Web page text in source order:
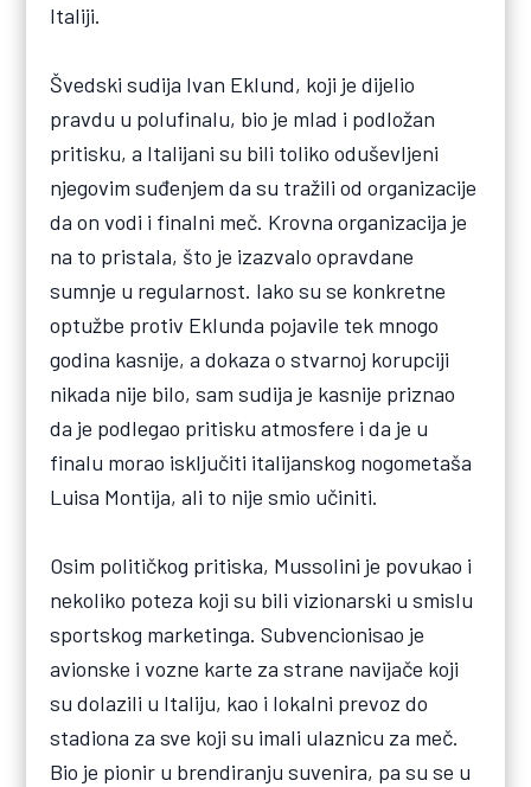
Italiji.
Švedski sudija Ivan Eklund, koji je dijelio
pravdu u polufinalu, bio je mlad i podložan
pritisku, a Italijani su bili toliko oduševljeni
njegovim suđenjem da su tražili od organizacije
da on vodi i finalni meč. Krovna organizacija je
na to pristala, što je izazvalo opravdane
sumnje u regularnost. Iako su se konkretne
optužbe protiv Eklunda pojavile tek mnogo
godina kasnije, a dokaza o stvarnoj korupciji
nikada nije bilo, sam sudija je kasnije priznao
da je podlegao pritisku atmosfere i da je u
finalu morao isključiti italijanskog nogometaša
Luisa Montija, ali to nije smio učiniti.
Osim političkog pritiska, Mussolini je povukao i
nekoliko poteza koji su bili vizionarski u smislu
sportskog marketinga. Subvencionisao je
avionske i vozne karte za strane navijače koji
su dolazili u Italiju, kao i lokalni prevoz do
stadiona za sve koji su imali ulaznicu za meč.
Bio je pionir u brendiranju suvenira, pa su se u